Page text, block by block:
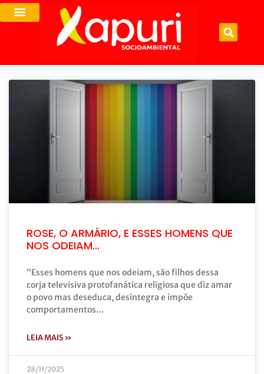
ROSE, O ARMÁRIO, E ESSES HOMENS QUE
NOS ODEIAM…
“Esses homens que nos odeiam, são filhos dessa
corja televisiva protofanática religiosa que diz amar
o povo mas deseduca, desintegra e impõe
comportamentos…
LEIA MAIS »
28/11/2025